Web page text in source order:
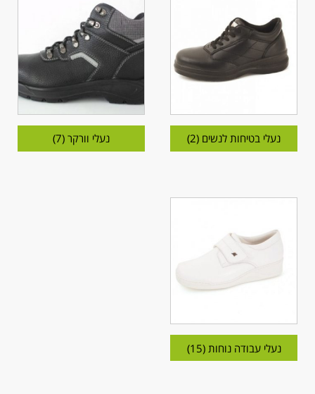
נעלי בטיחות לנשים (2) נעלי וורקר(7)
נעלי עבודה נוחות(15)